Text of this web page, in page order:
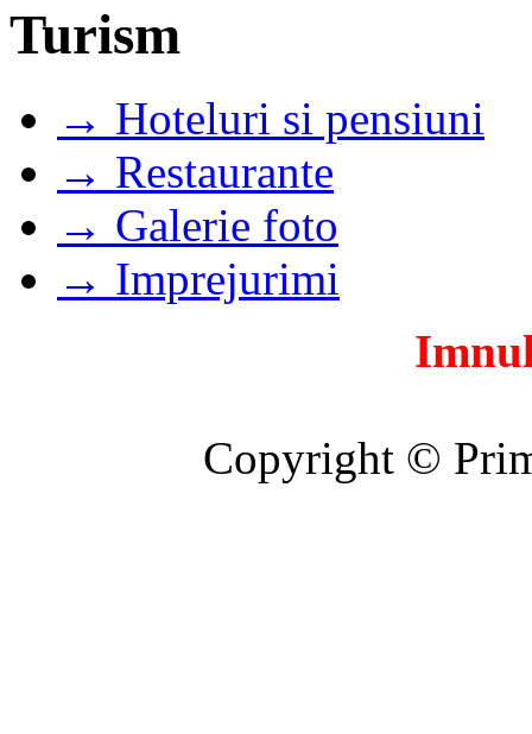
Turism
→ Hoteluri si pensiuni
→ Restaurante
→ Galerie foto
→ Imprejurimi
Copyright ©